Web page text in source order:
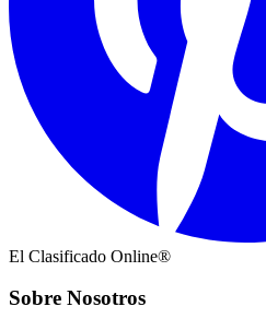
El Clasificado Online®
Sobre Nosotros